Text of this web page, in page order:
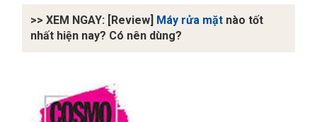
>> XEM NGAY: [Review] Máy rửa mặt nào tốt
nhất hiện nay? Có nên dùng?